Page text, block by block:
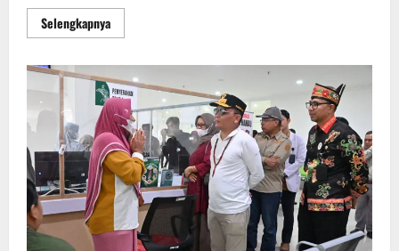
SelengkapnyaRead
more
Barasih,
Pemprov
Kalteng
Serahkan
Hibah
Peralatan
Pengelolaan
Sampah